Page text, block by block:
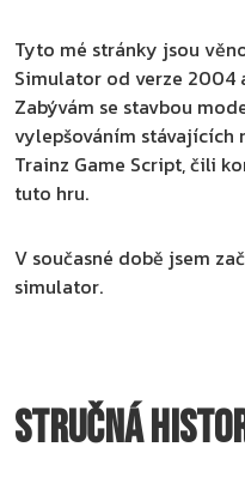
Tyto mé stránky jsou
Simulator od verze 2004
Zabývám se stavbou
vylepšováním stávajících
Trainz Game Script, čili
tuto hru.
V současné době jsem
simulator.
Stručná